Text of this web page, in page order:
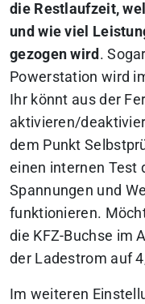
die Restlaufzeit,
und wie viel
gezogen wird .
Powerstation wird
Ihr könnt aus der
aktivieren/
dem Punkt
einen internen Test
Spannungen und
funktionieren.
die KFZ-Buchse im
der Ladestrom auf
Im weiteren